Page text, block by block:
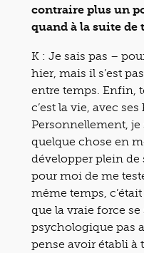
contraire plus un
quand à la suite de
K : Je sais pas –
hier, mais il s’est
entre temps. Enfin,
c’est la vie, avec ses
Personnellement, je
quelque chose en
développer plein de
pour moi de me
même temps,
que la vraie force
psychologique pas
pense avoir établi à